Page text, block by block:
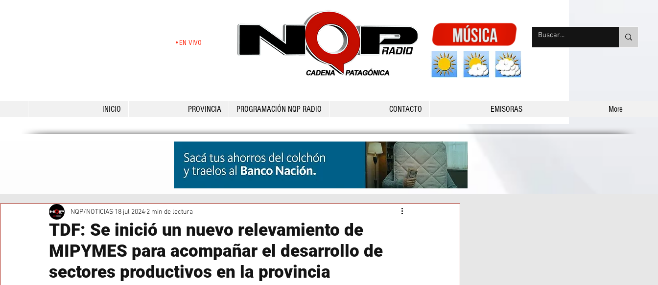
•EN VIVO
INICIO PROVINCIA PROGRAMACIÓN NQP RADIO CONTACTO EMISORAS More
TDF: Se inició un nuevo relevamiento de
MIPYMES para acompañar el desarrollo de
sectores productivos en la provincia
NQP/NOTICIAS 18 jul 2024 2 min de lectura